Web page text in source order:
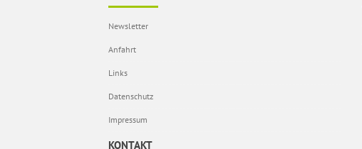
Newsletter
Anfahrt
Links
Datenschutz
Impressum
KONTAKT